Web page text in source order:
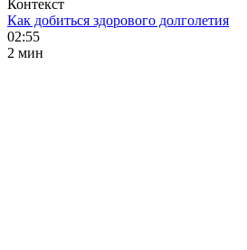
Контекст
Как добиться здорового долголетия
02:55
2 мин